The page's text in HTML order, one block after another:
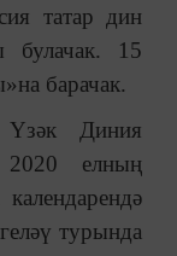
татар дин
булачак. 15
барачак.
Үзәк Диния
2020 елның
турында